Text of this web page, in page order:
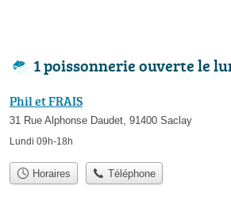
1 poissonnerie ouverte le
Phil et FRAIS
31 Rue Alphonse Daudet, 91400 Saclay
Lundi 09h-18h
Horaires Téléphone